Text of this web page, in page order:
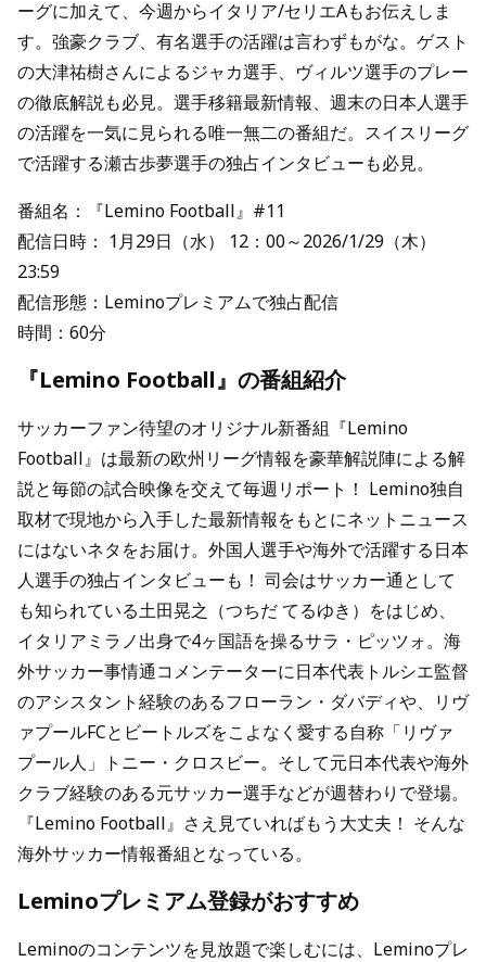
ーグに加えて、今週からイタリア/セリエAもお伝えしま
す。強豪クラブ、有名選手の活躍は言わずもがな。ゲスト
の大津祐樹さんによるジャカ選手、ヴィルツ選手のプレー
の徹底解説も必見。選手移籍最新情報、週末の日本人選手
の活躍を一気に見られる唯一無二の番組だ。スイスリーグ
で活躍する瀬古歩夢選手の独占インタビューも必見。
番組名：『Lemino Football』#11
配信日時： 1月29日（水） 12：00～2026/1/29（木）
23:59
配信形態：Leminoプレミアムで独占配信
時間：60分
『Lemino Football』の番組紹介
サッカーファン待望のオリジナル新番組『Lemino
Football』は最新の欧州リーグ情報を豪華解説陣による解
説と毎節の試合映像を交えて毎週リポート！ Lemino独自
取材で現地から入手した最新情報をもとにネットニュース
にはないネタをお届け。外国人選手や海外で活躍する日本
人選手の独占インタビューも！ 司会はサッカー通として
も知られている土田晃之（つちだ てるゆき）をはじめ、
イタリアミラノ出身で4ヶ国語を操るサラ・ピッツォ。海
外サッカー事情通コメンテーターに日本代表トルシエ監督
のアシスタント経験のあるフローラン・ダバディや、リヴ
ァプールFCとビートルズをこよなく愛する自称「リヴァ
プール人」トニー・クロスビー。そして元日本代表や海外
クラブ経験のある元サッカー選手などが週替わりで登場。
『Lemino Football』さえ見ていればもう大丈夫！ そんな
海外サッカー情報番組となっている。
Leminoプレミアム登録がおすすめ
Leminoのコンテンツを見放題で楽しむには、Leminoプレ